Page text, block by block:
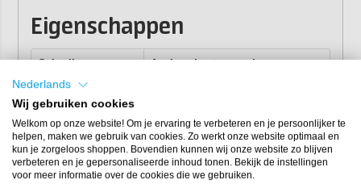
Eigenschappen
Gebruik
Aanbevolen toevoeging
Epoxy gelcoat
Overige epoxyharsen 3-5 %
Massieve
1-3 %
Nederlands
Wij gebruiken cookies
Welkom op onze website! Om je ervaring te verbeteren en je persoonlijker te
helpen, maken we gebruik van cookies. Zo werkt onze website optimaal en
kun je zorgeloos shoppen. Bovendien kunnen wij onze website zo blijven
verbeteren en je gepersonaliseerde inhoud tonen. Bekijk de instellingen
voor meer informatie over de cookies die we gebruiken.